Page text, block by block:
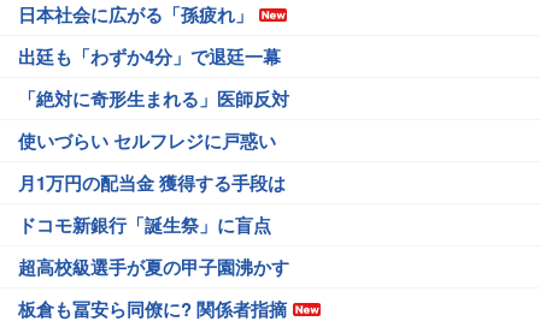
日本社会に広がる「孫疲れ」
出廷も「わずか4分」で退廷一幕
「絶対に奇形生まれる」医師反対
使いづらい セルフレジに戸惑い
月1万円の配当金 獲得する手段は
ドコモ新銀行「誕生祭」に盲点
超高校級選手が夏の甲子園沸かす
板倉も冨安ら同僚に? 関係者指摘